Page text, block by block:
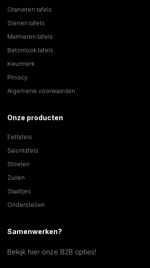
Granieten tafels
Stenen tafels
Marmeren tafels
Betonlook tafels
Keurmerk
Privacy
Algemene voorwaarden
Onze producten
Eettafels
Salontafels
Stoelen
Zuilen
Staaltjes
Onderstellen
Samenwerken?
Bekijk hier onze B2B opties!